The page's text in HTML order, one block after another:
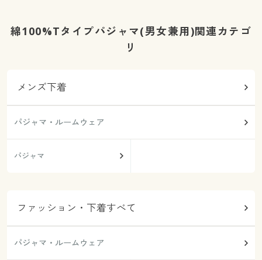
綿100%Tタイプパジャマ(男女兼用)関連カテゴ
リ
メンズ下着
パジャマ・ルームウェア
パジャマ
ファッション・下着すべて
パジャマ・ルームウェア